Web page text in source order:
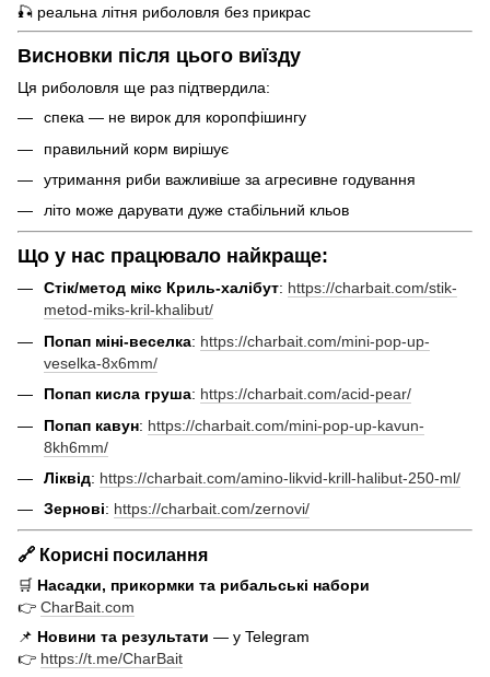
🎣 реальна літня риболовля без прикрас
Висновки після цього виїзду
Ця риболовля ще раз підтвердила:
спека — не вирок для коропфішингу
правильний корм вирішує
утримання риби важливіше за агресивне годування
літо може дарувати дуже стабільний кльов
Що у нас працювало найкраще:
Стік/метод мікс Криль-халібут: https://charbait.com/stik-
metod-miks-kril-khalibut/
Попап міні-веселка: https://charbait.com/mini-pop-up-
veselka-8x6mm/
Попап кисла груша: https://charbait.com/acid-pear/
Попап кавун: https://charbait.com/mini-pop-up-kavun-
8kh6mm/
Ліквід: https://charbait.com/amino-likvid-krill-halibut-250-ml/
Зернові: https://charbait.com/zernovi/
🔗 Корисні посилання
🛒 Насадки, прикормки та рибальські набори
👉 CharBait.com
📌 Новини та результати — у Telegram
👉 https://t.me/CharBait